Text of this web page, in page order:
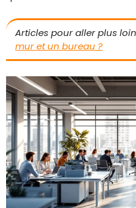
Articles pour aller plus
mur et un bureau ?